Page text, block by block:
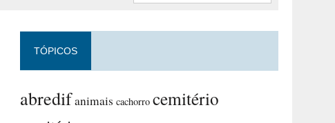
TÓPICOS
abredifanimais cachorro cemitério